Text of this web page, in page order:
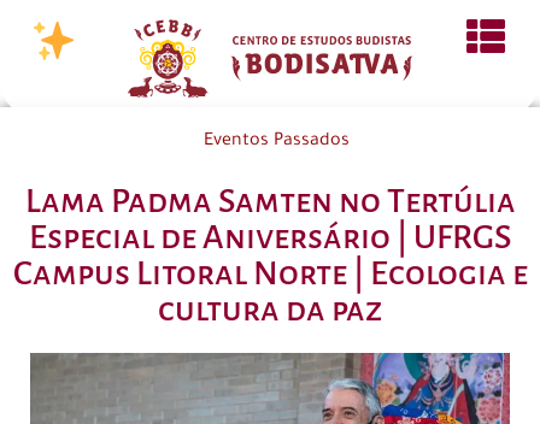
Eventos Passados
Lama Padma Samten no Tertúlia
Especial de Aniversário | UFRGS
Campus Litoral Norte | Ecologia e
cultura da paz